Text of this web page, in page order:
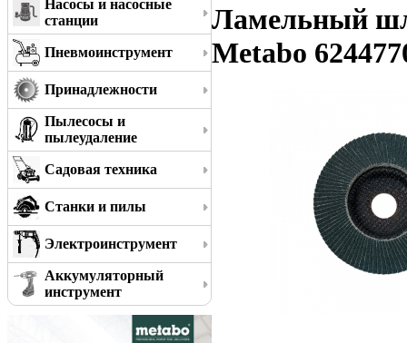
Насосы и насосные
станции
Пневмоинструмент
Принадлежности
Пылесосы и
пылеудаление
Садовая техника
Станки и пилы
Электроинструмент
Аккумуляторный
инструмент
Ламельный
Metabo